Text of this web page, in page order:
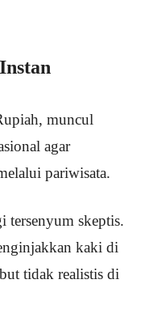
muncul
agar
pariwisata.
tersenyum skeptis.
kaki di
tidak realistis di